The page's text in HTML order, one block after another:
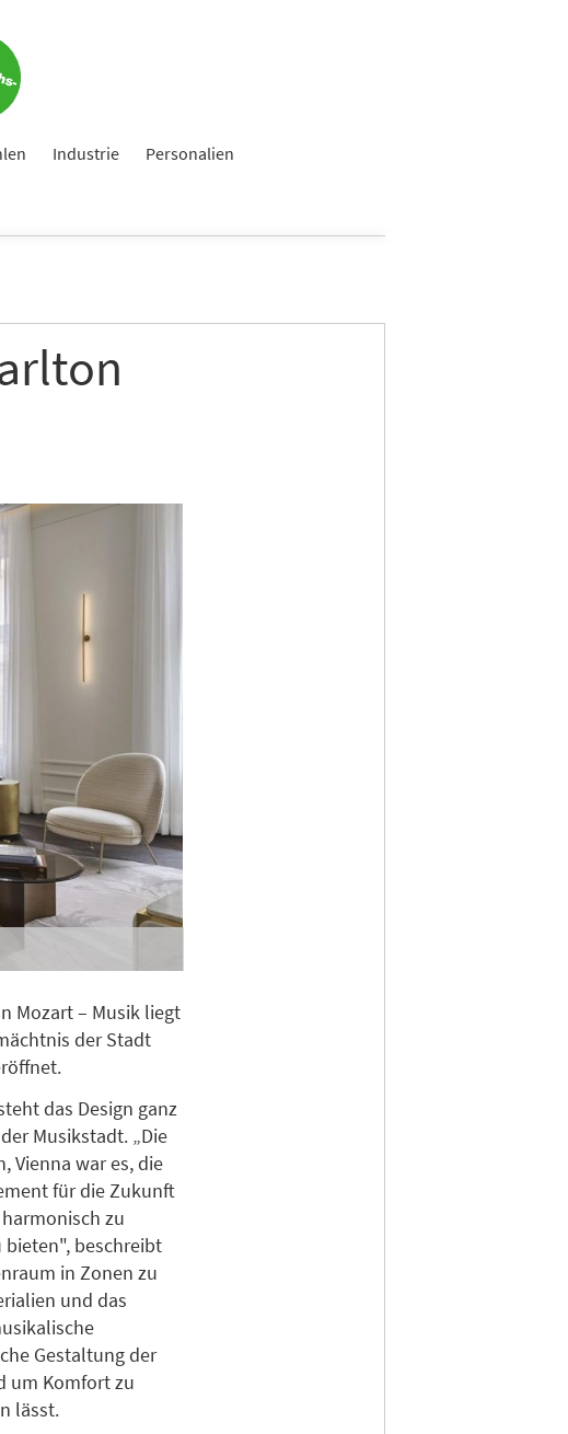
Industrie Personalien
Mozart – Musik liegt
der Stadt
das Design ganz
Musikstadt. „Die
Vienna war es, die
für die Zukunft
zu
bieten", beschreibt
in Zonen zu
und das
Gestaltung der
um Komfort zu
lässt.